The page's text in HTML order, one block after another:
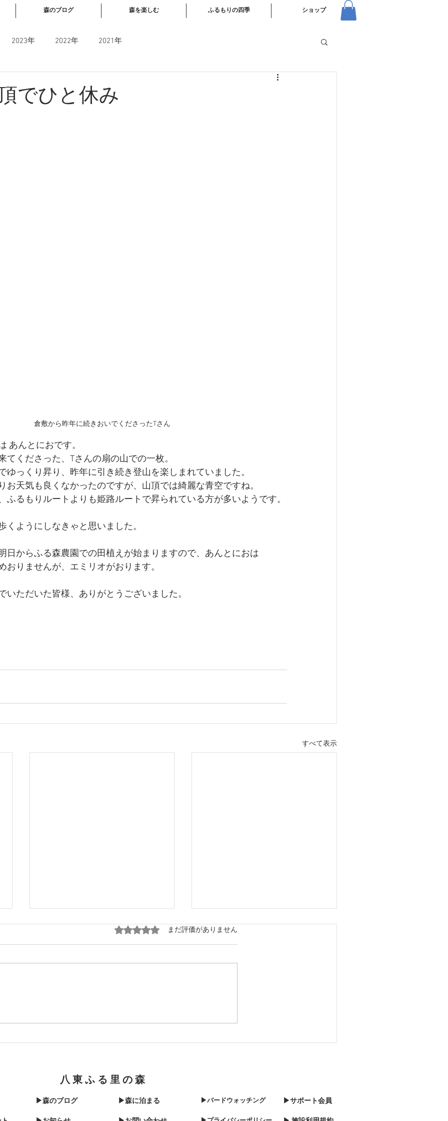
森のブログ 森を楽しむ ふるもりの四季 ショップ
2023年 2022年 2021年
でひと休み
倉敷から昨年に続きおいでくださったTさん
あんとにおです。
てくださった、Tさんの扇の山での一枚。
ゆっくり昇り、昨年に引き続き登山を楽しまれていました。
お天気も良くなかったのですが、山頂では綺麗な青空ですね。
ふるもりルートよりも姫路ルートで昇られている方が多いようです。
くようにしなきゃと思いました。
日からふる森農園での田植えが始まりますので、あんとにおは
おりませんが、エミリオがおります。
いただいた皆様、ありがとうございました。
すべて表示
20251204 撤収前にまた、雪
みなさん、ご無沙汰してます、あ
が、園内雪だらけではいれなかっ
が出動してくれることになってい
5つ星のうち0と評価されています。
まだ評価がありません
八東ふる里の森
▶森のブログ ▶森に泊まる ▶バードウォッチング ▶サポート会員